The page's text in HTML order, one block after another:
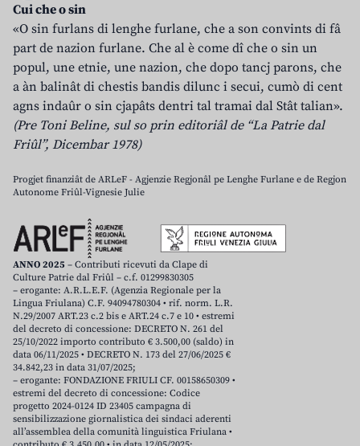
Cui che o sin
«O sin furlans di lenghe furlane, che a son convints di fâ
part de nazion furlane. Che al è come dî che o sin un
popul, une etnie, une nazion, che dopo tancj parons, che
a àn balinât di chestis bandis dilunc i secui, cumò di cent
agns indaûr o sin cjapâts dentri tal tramai dal Stât talian».
(Pre Toni Beline, sul so prin editoriâl de “La Patrie dal
Friûl”, Dicembar 1978)
Progjet finanziât de ARLeF - Agjenzie Regjonâl pe Lenghe Furlane e de Regjon
Autonome Friûl-Vignesie Julie
ANNO 2025 – Contributi ricevuti da Clape di
Culture Patrie dal Friûl – c.f. 01299830305
– erogante: A.R.L.E.F. (Agenzia Regionale per la
Lingua Friulana) C.F. 94094780304 • rif. norm. L.R.
N.29/2007 ART.23 c.2 bis e ART.24 c.7 e 10 • estremi
del decreto di concessione: DECRETO N. 261 del
25/10/2022 importo contributo € 3.500,00 (saldo) in
data 06/11/2025 • DECRETO N. 173 del 27/06/2025 €
34.842,23 in data 31/07/2025;
– erogante: FONDAZIONE FRIULI CF. 00158650309 •
estremi del decreto di concessione: Codice
progetto 2024-0124 ID 23405 campagna di
sensibilizzazione giornalistica dei sindaci aderenti
all’assemblea della comunità linguistica Friulana •